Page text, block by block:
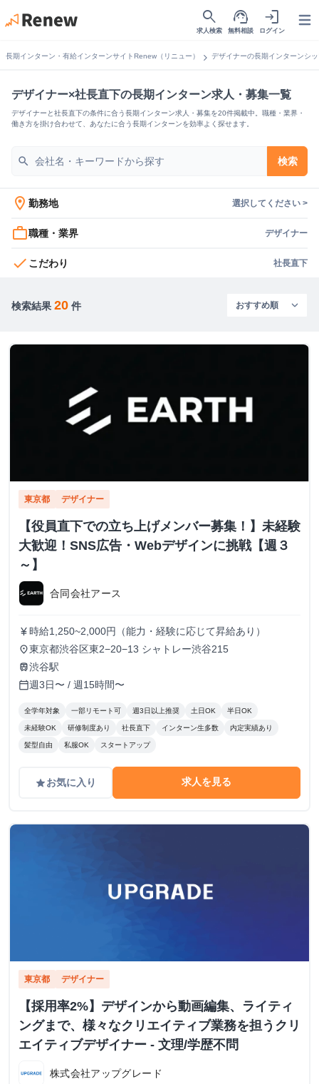
search
求人検索
support_agent
無料相談
login
ログイン
長期インターン・有給インターンサイトRenew（リニュー） chevron_right デザイナーの長期インターンシ
デザイナー×社長直下の長期インターン求人・募集一覧
デザイナーと社長直下の条件に合う長期インターン求人・募集を20件掲載中。職種・業界・
働き方を掛け合わせて、あなたに合う長期インターンを効率よく探せます。
search 検索
location_on 勤務地 選択してください >
work_outline職種・業界 デザイナー
check こだわり 社長直下
検索結果 20 件
東京都 デザイナー
【役員直下での立ち上げメンバー募集！】未経験
大歓迎！SNS広告・Webデザインに挑戦【週３
～】
合同会社アース
currency_yen 時給1,250~2,000円（能力・経験に応じて昇給あり）
place東京都渋谷区東2−20−13 シャトレー渋谷215
train渋谷駅
calendar_today週3日〜 / 週15時間〜
全学年対象 一部リモート可 週3日以上推奨 土日OK 半日OK
未経験OK 研修制度あり 社長直下 インターン生多数 内定実績あり
髪型自由 私服OK スタートアップ
gradeお気に入り 求人を見る
東京都 デザイナー
【採用率2%】デザインから動画編集、ライティ
ングまで、様々なクリエイティブ業務を担うクリ
エイティブデザイナー - 文理/学歴不問
株式会社アップグレード